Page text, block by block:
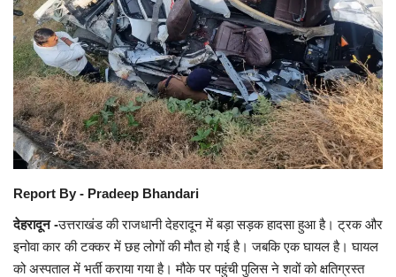
टेक्नोलॉजी
दुनिया
एंटरटेनमेंट
देश
Report By - Pradeep Bhandari
देहरादून -उत्तराखंड की राजधानी देहरादून में बड़ा सड़क हादसा हुआ है। ट्रक और
इनोवा कार की टक्कर में छह लोगों की मौत हो गई है। जबकि एक घायल है। घायल
को अस्पताल में भर्ती कराया गया है। मौके पर पहुंची पुलिस ने शवों को क्षतिग्रस्त